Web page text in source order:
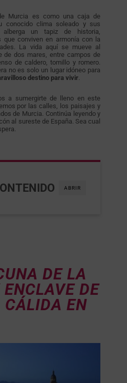
Murcia es como una caja de
conocido clima soleado y sus
alberga un tapiz de historia,
que conviven en armonía con la
La vida aquí se mueve al
de dos mares, entre campos de
de caldero, tomillo y romero.
no es solo un lugar idóneo para
destino para vivir.
a sumergirte de lleno en este
por las calles, los paisajes y
de Murcia. Continúa leyendo y
al sureste de España. Sea cual
ABRIR
DE LA
DE
EN